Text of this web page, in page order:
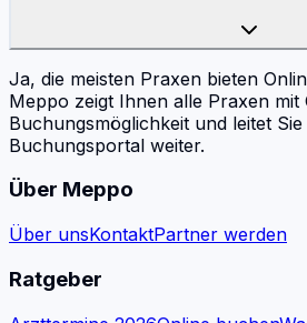
Ja, die meisten Praxen bieten
Meppo zeigt Ihnen alle Praxen mit
Buchungsmöglichkeit und leitet
Buchungsportal weiter.
Über Meppo
Über unsKontaktPartner werden
Ratgeber